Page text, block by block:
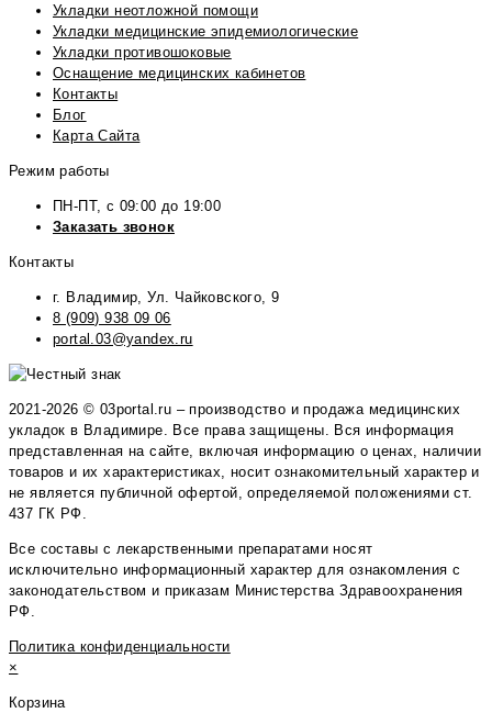
Укладки неотложной помощи
Укладки медицинские эпидемиологические
Укладки противошоковые
Оснащение медицинских кабинетов
Контакты
Блог
Карта Сайта
Режим работы
ПН-ПТ, с 09:00 до 19:00
Заказать звонок
Контакты
г. Владимир, Ул. Чайковского, 9
8 (909) 938 09 06
portal.03@yandex.ru
2021-2026 © 03portal.ru – производство и продажа медицинских
укладок в Владимире. Все права защищены. Вся информация
представленная на сайте, включая информацию о ценах, наличии
товаров и их характеристиках, носит ознакомительный характер и
не является публичной офертой, определяемой положениями ст.
437 ГК РФ.
Все составы с лекарственными препаратами носят
исключительно информационный характер для ознакомления с
законодательством и приказам Министерства Здравоохранения
РФ.
Политика конфиденциальности
×
Корзина